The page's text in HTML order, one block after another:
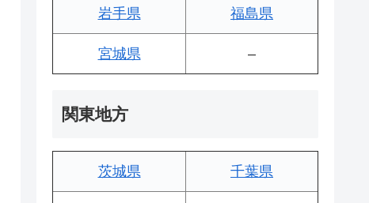
岩手県 福島県
宮城県 –
関東地方
茨城県 千葉県